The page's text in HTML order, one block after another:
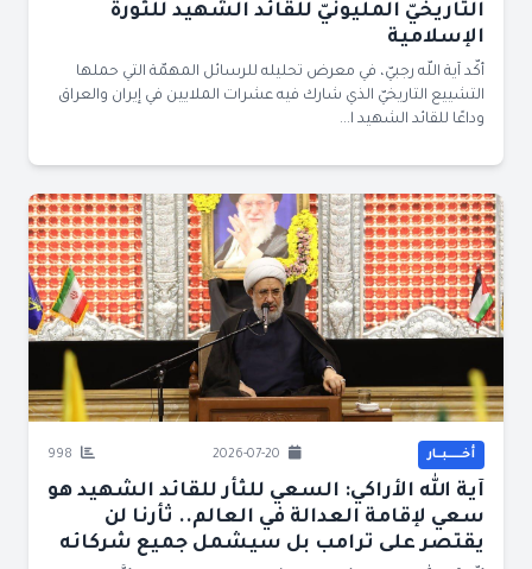
التاريخيّ المليونيّ للقائد الشهيد للثورة
الإسلامية
أكّد آية اللّه رجبيّ، في معرض تحليله للرسائل المهمّة التي حملها
التشييع التاريخيّ الذي شارك فيه عشرات الملايين في إيران والعراق
وداعًا للقائد الشهيد ا...
أخــــــبــار
آية الله الأراكي: السعي للثأر للقائد الشهيد هو
سعي لإقامة العدالة في العالم.. ثأرنا لن
يقتصر على ترامب بل سيشمل جميع شركائه